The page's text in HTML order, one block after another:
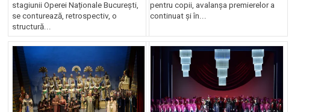
stagiunii Operei Naționale București,
se conturează, retrospectiv, o
structură...
pentru copii, avalanșa premierelor a
continuat și în...